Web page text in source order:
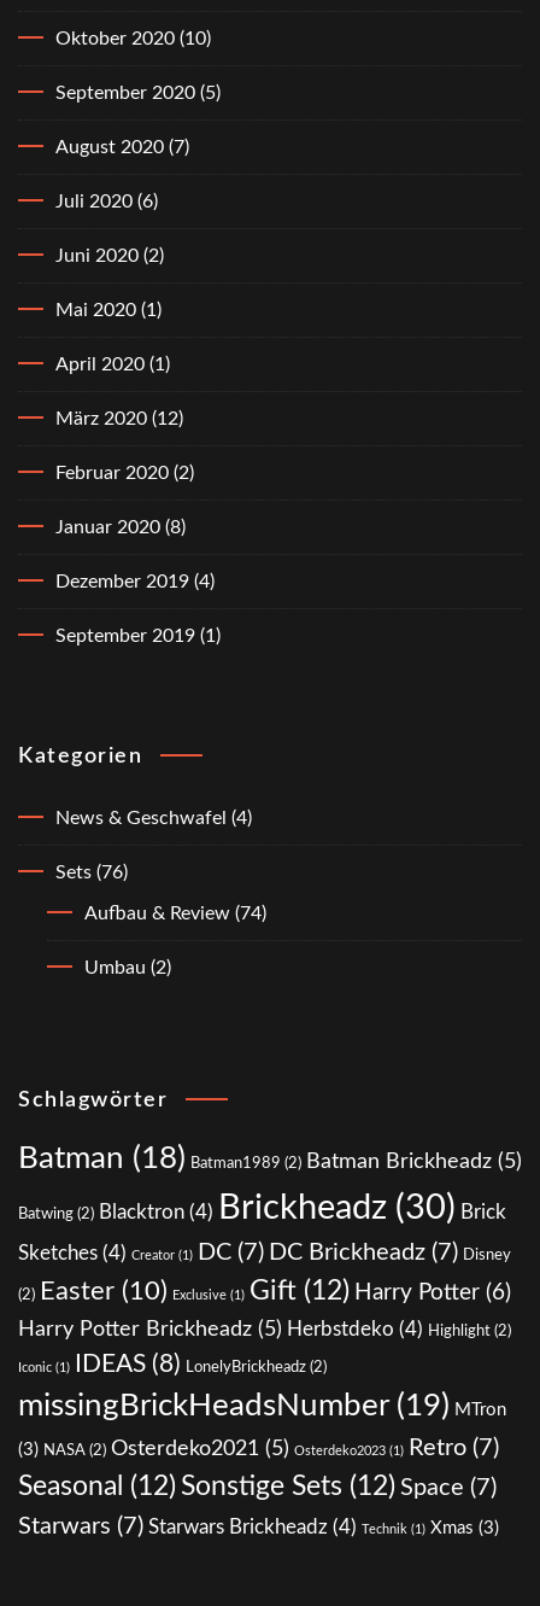
Oktober 2020 (10)
September 2020 (5)
August 2020 (7)
Juli 2020 (6)
Juni 2020 (2)
Mai 2020 (1)
April 2020 (1)
März 2020 (12)
Februar 2020 (2)
Januar 2020 (8)
Dezember 2019 (4)
September 2019 (1)
Kategorien
News & Geschwafel (4)
Sets (76)
Aufbau & Review (74)
Umbau (2)
Schlagwörter
Batman (18) Batman1989 (2) Batman Brickheadz (5)
Batwing (2) Blacktron (4) Brickheadz (30) Brick
Sketches (4) Creator (1) DC (7) DC Brickheadz (7) Disney
(2) Easter (10) Exclusive (1) Gift (12) Harry Potter (6)
Harry Potter Brickheadz (5) Herbstdeko (4) Highlight (2)
Iconic (1) IDEAS (8) LonelyBrickheadz (2)
missingBrickHeadsNumber(19) MTron
(3) NASA (2) Osterdeko2021 (5) Osterdeko2023 (1) Retro (7)
Seasonal (12) Sonstige Sets (12) Space (7)
Starwars (7) Starwars Brickheadz (4) Technik (1) Xmas (3)